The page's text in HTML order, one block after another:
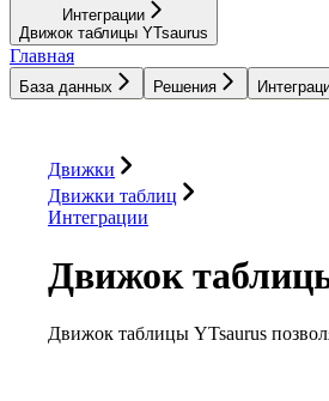
Интеграции
Движок таблицы YTsaurus
Главная
База данных Решения
Движки
Движки таблиц
Интеграции
Движок
Движок таблицы YTsaurus